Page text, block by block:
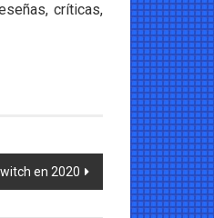
críticas,
en 2020